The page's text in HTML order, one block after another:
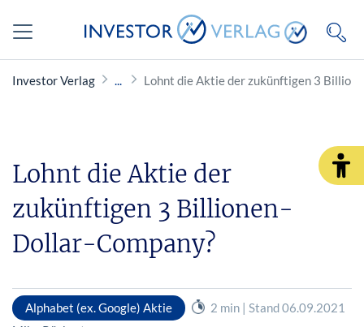
Investor Verlag Lohnt die Aktie der zukünftigen 3
Lohnt die Aktie der
zukünftigen 3 Billionen-
Dollar-Company?
Alphabet (ex. Google) Aktie
2 min | Stand 06.09.2021